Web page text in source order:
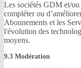
Les sociétés GDM et/ou
compléter ou
Abonnements et les
l'évolution des
moyens.
9.3 Modération